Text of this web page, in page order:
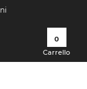
0
Carrello